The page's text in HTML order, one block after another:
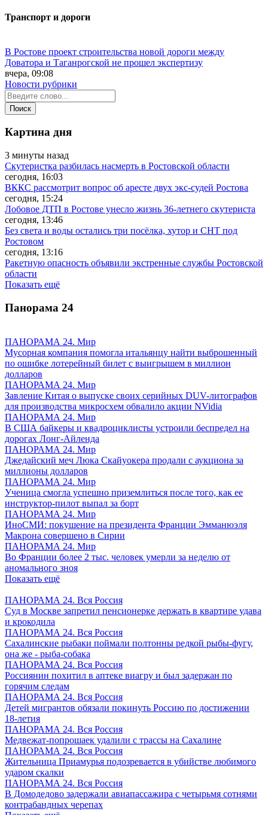
Транспорт и дороги
В Ростове проект строительства новой дороги между
Доватора и Таганрогской не прошел экспертизу
вчера, 09:08
Новости рубрики
Картина дня
3 минуты назад
Скутеристка разбилась насмерть в Ростовской области
сегодня, 16:03
ВККС рассмотрит вопрос об аресте двух экс-судей Ростова
сегодня, 15:24
Лобовое ДТП в Ростове унесло жизнь 36-летнего скутериста
сегодня, 13:46
Без света и воды остались три посёлка, хутор и СНТ под
Ростовом
сегодня, 13:16
Ракетную опасность объявили экстренные службы Ростовской
области
Показать ещё
Панорама 24
ПАНОРАМА 24. Мир
Мусорная компания помогла итальянцу найти выброшенный
по ошибке лотерейный билет с выигрышем в миллион
долларов
ПАНОРАМА 24. Мир
Завление Китая о выпуске своих серийных DUV-литографов
для производства микросхем обвалило акции NVidia
ПАНОРАМА 24. Мир
В США байкеры и квадроциклисты устроили беспредел на
дорогах Лонг-Айленда
ПАНОРАМА 24. Мир
Джедайский меч Люка Скайуокера продали с аукциона за
миллионы долларов
ПАНОРАМА 24. Мир
Ученица смогла успешно приземлиться после того, как ее
инструктор-пилот выпал за борт
ПАНОРАМА 24. Мир
ИноСМИ: покушение на президента Франции Эмманюэля
Макрона совершено в Сирии
ПАНОРАМА 24. Мир
Во Франции более 2 тыс. человек умерли за неделю от
аномального зноя
Показать ещё
ПАНОРАМА 24. Вся Россия
Суд в Москве запретил пенсионерке держать в квартире удава
и крокодила
ПАНОРАМА 24. Вся Россия
Сахалинские рыбаки поймали полтонны редкой рыбы-фугу,
она же - рыба-собака
ПАНОРАМА 24. Вся Россия
Россиянин похитил в аптеке виагру и был задержан по
горячим следам
ПАНОРАМА 24. Вся Россия
Детей мигрантов обязали покинуть Россию по достижении
18-летия
ПАНОРАМА 24. Вся Россия
Медвежат-попрошаек удалили с трассы на Сахалине
ПАНОРАМА 24. Вся Россия
Жительница Приамурья подозревается в убийстве любимого
ударом скалки
ПАНОРАМА 24. Вся Россия
В Домодедово задержали авиапассажира с четырьмя сотнями
контрабандных черепах